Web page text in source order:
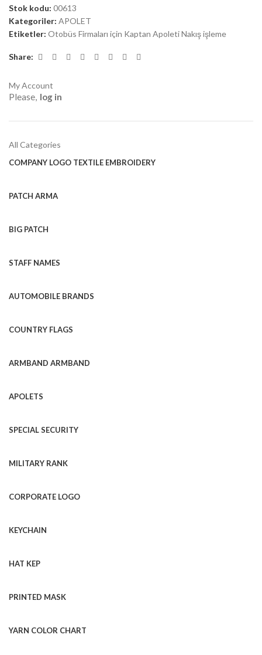
Stok kodu: 00613
Kategoriler: APOLET
Etiketler: Otobüs Firmaları için Kaptan Apoleti Nakış işleme
Share:
My Account
Please, log in
All Categories
COMPANY LOGO TEXTILE EMBROIDERY
PATCH ARMA
BIG PATCH
STAFF NAMES
AUTOMOBILE BRANDS
COUNTRY FLAGS
ARMBAND ARMBAND
APOLETS
SPECIAL SECURITY
MILITARY RANK
CORPORATE LOGO
KEYCHAIN
HAT KEP
PRINTED MASK
YARN COLOR CHART